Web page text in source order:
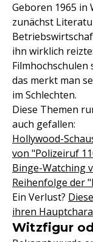
Geboren 1965 in
zunächst
ihn wirklich
das merkt man
im Schlechten.
Diese Themen
auch gefallen:
Hollywood-
von "Polizeiruf
Binge-Watching
Reihenfolge der
Ein Verlust?
ihren
Witzfigur